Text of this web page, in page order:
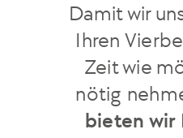
Damit wir
Ihren
Zeit wie
nötig
bieten wir